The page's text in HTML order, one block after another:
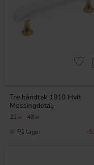
Tre håndtak 1910 Hvit
Messingdetalj
21 KR 43KR
Lagre
På lager